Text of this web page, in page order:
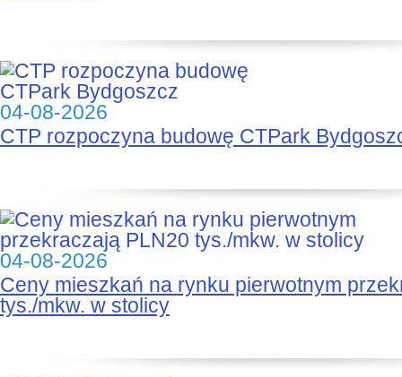
04-08-2026
CTP rozpoczyna budowę CTPark
04-08-2026
Ceny mieszkań na rynku pierwotnym
tys./mkw. w stolicy